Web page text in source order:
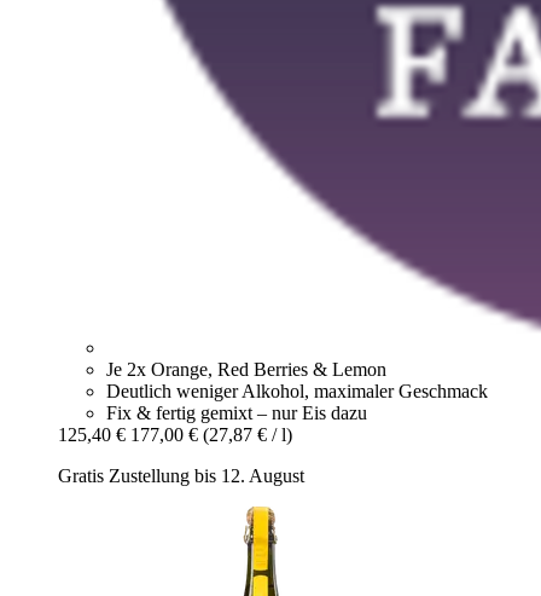
Je 2x Orange, Red Berries & Lemon
Deutlich weniger Alkohol, maximaler Geschmack
Fix & fertig gemixt – nur Eis dazu
125,40 € 177,00 € (27,87 € / l)
Gratis Zustellung bis 12. August